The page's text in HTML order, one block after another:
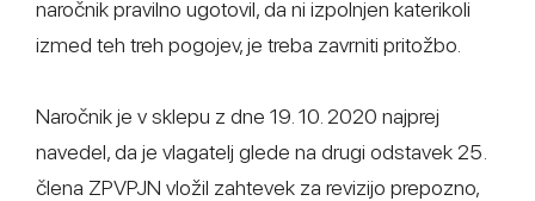
naročnik pravilno ugotovil, da ni izpolnjen katerikoli
izmed teh treh pogojev, je treba zavrniti pritožbo.
Naročnik je v sklepu z dne 19. 10. 2020 najprej
navedel, da je vlagatelj glede na drugi odstavek 25.
člena ZPVPJN vložil zahtevek za revizijo prepozno,